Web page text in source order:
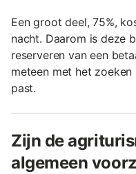
Een groot deel, 75%,
nacht. Daarom is deze
reserveren van een
meteen met het
past.
Zijn de
algemeen